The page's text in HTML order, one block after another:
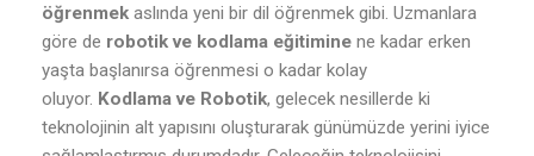
öğrenmek aslında yeni bir dil öğrenmek gibi. Uzmanlara
göre de robotik ve kodlama eğitimine ne kadar erken
yaşta başlanırsa öğrenmesi o kadar kolay
oluyor. Kodlama ve Robotik, gelecek nesillerde ki
teknolojinin alt yapısını oluşturarak günümüzde yerini iyice